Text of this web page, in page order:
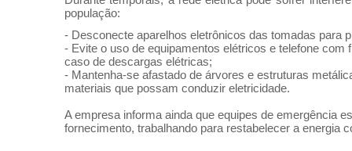
população:
- Desconecte aparelhos eletrônicos das tomadas para
- Evite o uso de equipamentos elétricos e telefone com
caso de descargas elétricas;
- Mantenha-se afastado de árvores e estruturas
materiais que possam conduzir eletricidade.
A empresa informa ainda que equipes de emergência
fornecimento, trabalhando para restabelecer a energia